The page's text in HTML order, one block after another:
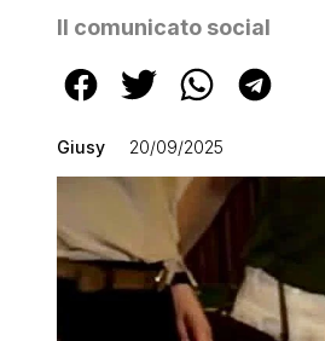
Il comunicato social
Giusy 20/09/2025